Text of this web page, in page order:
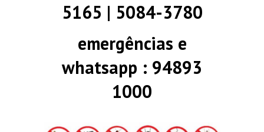
5165 | 5084-3780
emergências e
whatsapp : 94893
1000